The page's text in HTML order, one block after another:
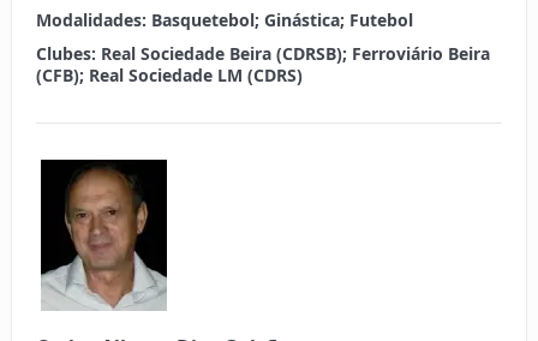
Modalidades: Basquetebol; Ginástica; Futebol
Clubes: Real Sociedade Beira (CDRSB); Ferroviário Beira
(CFB); Real Sociedade LM (CDRS)